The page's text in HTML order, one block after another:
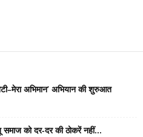
अभिमान’ अभियान की शुरुआत
समाज को दर-दर की ठोकरें नहीं...